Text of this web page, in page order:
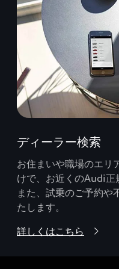
ディーラー検索
お住まいや職場のエリ
けで、お近くのAudi正
また、試乗のご予約や
たします。
詳しくはこちら